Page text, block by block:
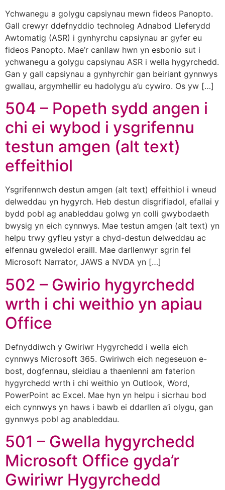
Ychwanegu a golygu capsiynau mewn fideos Panopto.
Gall crewyr ddefnyddio technoleg Adnabod Lleferydd
Awtomatig (ASR) i gynhyrchu capsiynau ar gyfer eu
fideos Panopto. Mae’r canllaw hwn yn esbonio sut i
ychwanegu a golygu capsiynau ASR i wella hygyrchedd.
Gan y gall capsiynau a gynhyrchir gan beiriant gynnwys
gwallau, argymhellir eu hadolygu a’u cywiro. Os yw […]
504 – Popeth sydd angen i
chi ei wybod i ysgrifennu
testun amgen (alt text)
effeithiol
Ysgrifennwch destun amgen (alt text) effeithiol i wneud
delweddau yn hygyrch. Heb destun disgrifiadol, efallai y
bydd pobl ag anableddau golwg yn colli gwybodaeth
bwysig yn eich cynnwys. Mae testun amgen (alt text) yn
helpu trwy gyfleu ystyr a chyd-destun delweddau ac
elfennau gweledol eraill. Mae darllenwyr sgrin fel
Microsoft Narrator, JAWS a NVDA yn […]
502 – Gwirio hygyrchedd
wrth i chi weithio yn apiau
Office
Defnyddiwch y Gwiriwr Hygyrchedd i wella eich
cynnwys Microsoft 365. Gwiriwch eich negeseuon e-
bost, dogfennau, sleidiau a thaenlenni am faterion
hygyrchedd wrth i chi weithio yn Outlook, Word,
PowerPoint ac Excel. Mae hyn yn helpu i sicrhau bod
eich cynnwys yn haws i bawb ei ddarllen a’i olygu, gan
gynnwys pobl ag anableddau.
501 – Gwella hygyrchedd
Microsoft Office gyda’r
Gwiriwr Hygyrchedd